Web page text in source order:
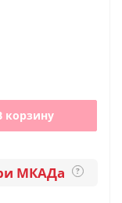
корзину
МКАДа ?